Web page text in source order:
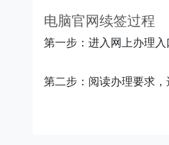
电脑官网续签过程
第一步：进入网上办
第二步：阅读办理要求